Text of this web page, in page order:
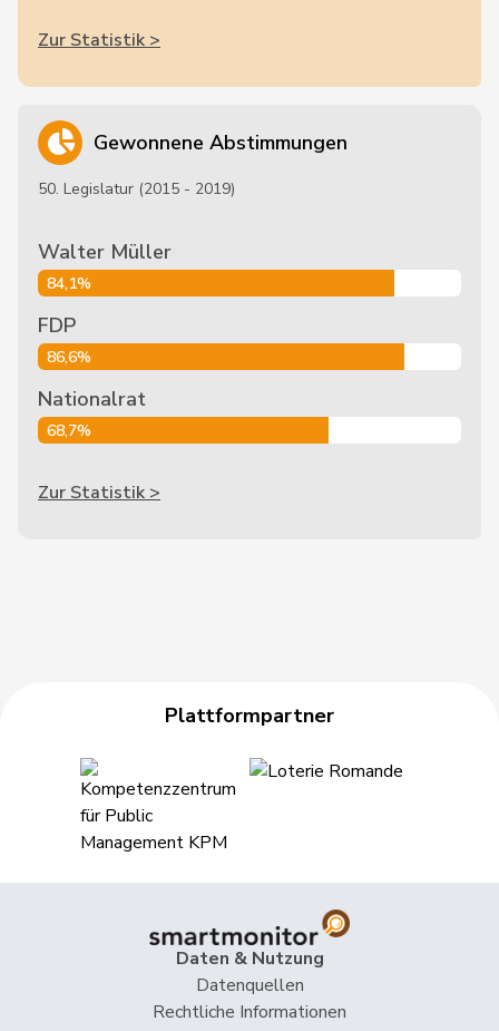
Zur Statistik >
Gewonnene Abstimmungen
50. Legislatur (2015 - 2019)
Walter Müller
84,1%
FDP
86,6%
Nationalrat
68,7%
Zur Statistik >
Plattformpartner
Daten & Nutzung
Datenquellen
Rechtliche Informationen